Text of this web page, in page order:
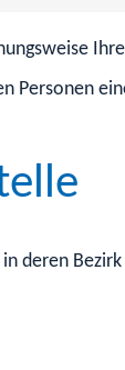
Personen
deren